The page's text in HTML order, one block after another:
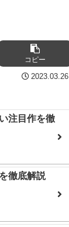
コピー
2023.03.26
注目作を徹
徹底解説